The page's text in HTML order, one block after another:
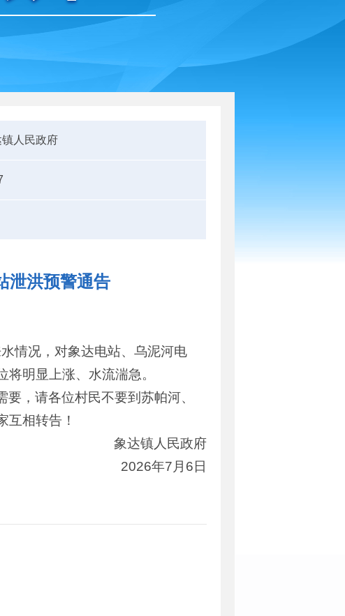
人民政府
泄洪预警通告
情况，对象达电站、乌泥河电
明显上涨、水流湍急。
，请各位村民不要到苏帕河、
互相转告！
象达镇人民政府
2026年7月6日